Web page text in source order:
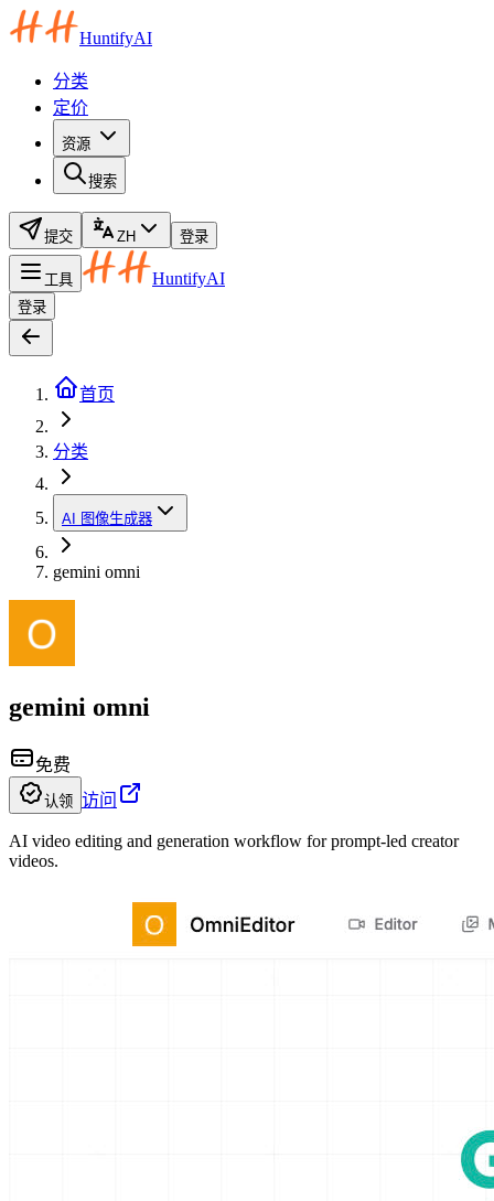
HuntifyAI
分类
定价
资源
搜索
提交 ZH 登录
工具 HuntifyAI
登录
首页
分类
AI 图像生成器
gemini omni
gemini omni
免费
认领 访问
AI video editing and generation workflow for prompt-led creator
videos.